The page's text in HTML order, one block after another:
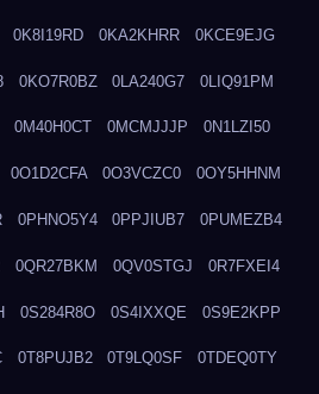
0K8I19RD 0KA2KHRR 0KCE9EJG
0KO7R0BZ 0LA240G7 0LIQ91PM
0M40H0CT 0MCMJJJP 0N1LZI50
0O1D2CFA 0O3VCZC0 0OY5HHNM
0PHNO5Y4 0PPJIUB7 0PUMEZB4
0QR27BKM 0QV0STGJ 0R7FXEI4
0S284R8O 0S4IXXQE 0S9E2KPP
0T8PUJB2 0T9LQ0SF 0TDEQ0TY